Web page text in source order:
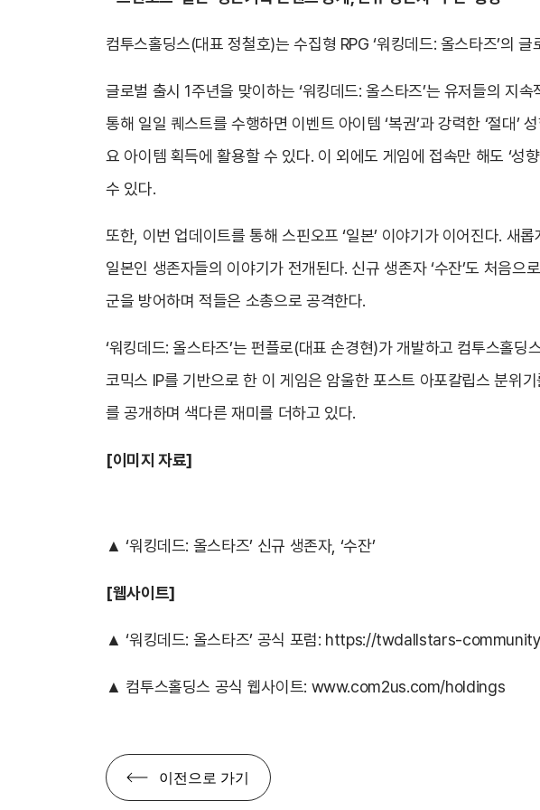
컴투스홀딩스(대표 정철호)는 수집형 RPG ‘워킹데드: 올스타즈’의
글로벌 출시 1주년을 맞이하는 ‘워킹데드: 올스타즈’는 유저들의 지
통해 일일 퀘스트를 수행하면 이벤트 아이템 ‘복권’과 강력한 ‘절대’
요 아이템 획득에 활용할 수 있다. 이 외에도 게임에 접속만 해도 ‘성
수 있다.
또한, 이번 업데이트를 통해 스핀오프 ‘일본’ 이야기가 이어진다. 새
일본인 생존자들의 이야기가 전개된다. 신규 생존자 ‘수잔’도 처음
군을 방어하며 적들은 소총으로 공격한다.
‘워킹데드: 올스타즈’는 펀플로(대표 손경현)가 개발하고 컴투스홀
코믹스 IP를 기반으로 한 이 게임은 암울한 포스트 아포칼립스 분위
를 공개하며 색다른 재미를 더하고 있다.
[이미지 자료]
▲ ‘워킹데드: 올스타즈’ 신규 생존자, ‘수잔’
[웹사이트]
▲ ‘워킹데드: 올스타즈’ 공식 포럼: https://twdallstars-
▲ 컴투스홀딩스 공식 웹사이트: www.com2us.com/holdings
이전으로 가기